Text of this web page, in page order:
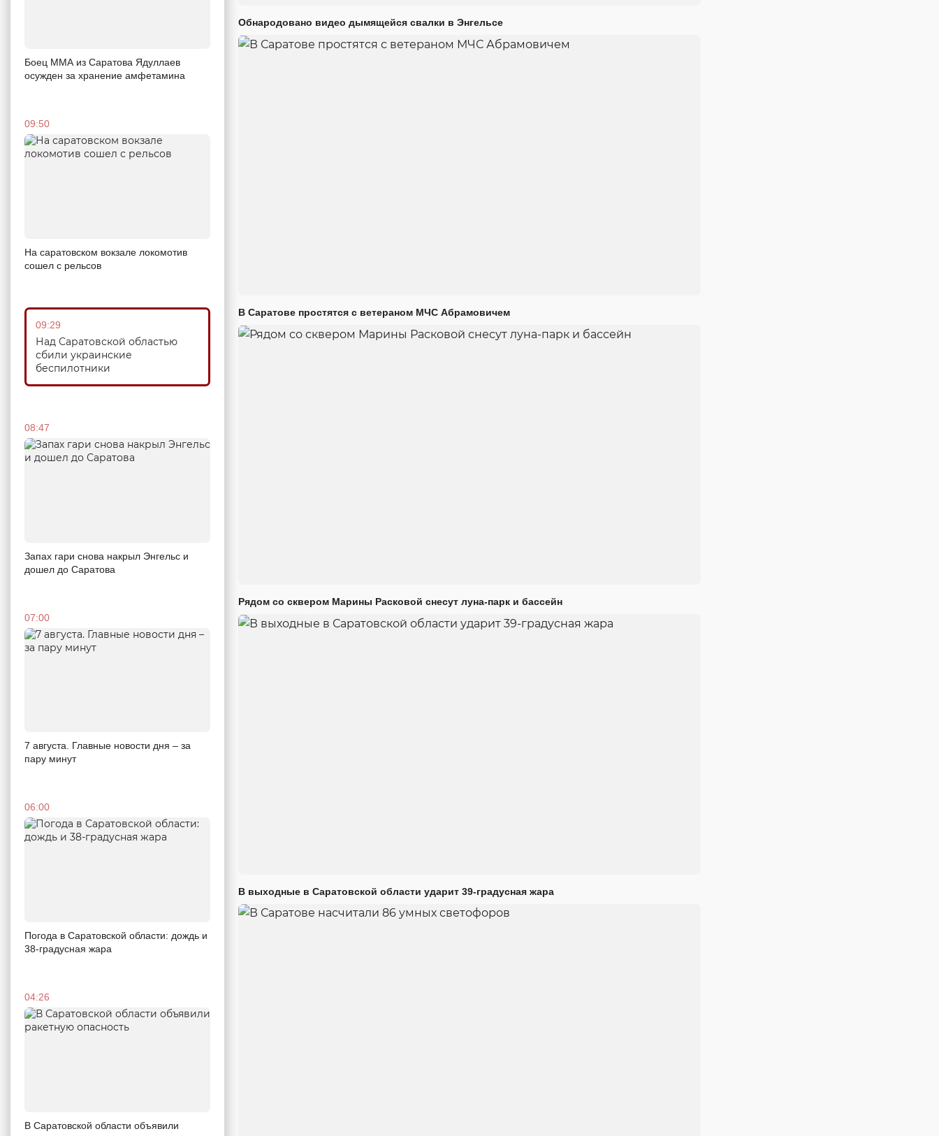
Боец ММА из Саратова Ядуллаев
осужден за хранение амфетамина
09:50
На саратовском вокзале локомотив
сошел с рельсов
09:29
Над Саратовской областью
сбили украинские
беспилотники
08:47
Запах гари снова накрыл Энгельс и
дошел до Саратова
07:00
7 августа. Главные новости дня – за
пару минут
06:00
Погода в Саратовской области: дождь и
38-градусная жара
04:26
В Саратовской области объявили
Обнародовано видео дымящейся свалки в Энгельсе
В Саратове простятся с ветераном МЧС Абрамовичем
Рядом со сквером Марины Расковой снесут луна-парк и бассейн
В выходные в Саратовской области ударит 39-градусная жара